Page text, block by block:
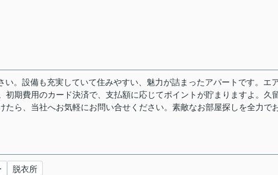
。設備も充実していて住みやすい、魅力が詰まったアパートです。エ
初期費用のカード決済で、支払額に応じてポイントが貯まりますよ。久
ら、当社へお気軽にお問い合せください。素敵なお部屋探しを全力で
脱衣所